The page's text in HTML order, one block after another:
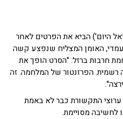
היום') הביא את הפרטים לאחר
האומן המצליח שנפצע קשה
חרבות ברזל: "הסרט הופך את
רשמית. הפרזנטור של המלחמה. זה
התקשורת כבר לא באמת
לחשיבה מסויימת.